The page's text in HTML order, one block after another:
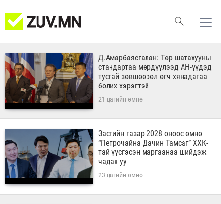
Д.Амарбаясгалан: Төр шатахууны
стандартаа мөрдүүлээд АН-үүдэд
тусгай зөвшөөрөл өгч хянадагаа
болих хэрэгтэй
21 цагийн өмнө
Засгийн газар 2028 оноос өмнө
“Петрочайна Дачин Тамсаг” ХХК-
тай үүсгэсэн маргаанаа шийдэж
чадах уу
23 цагийн өмнө